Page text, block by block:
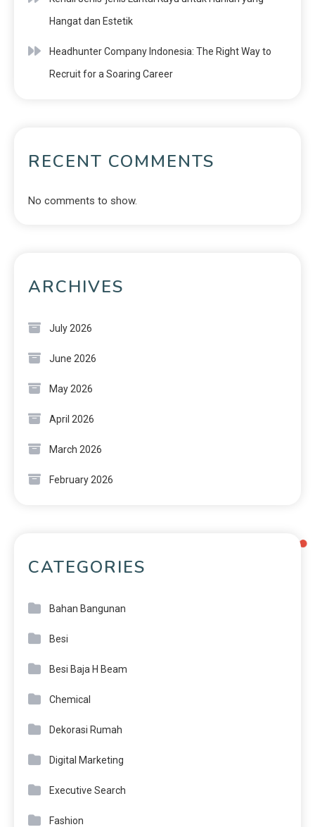
Hangat dan Estetik
Headhunter Company Indonesia: The Right Way to
Recruit for a Soaring Career
RECENT COMMENTS
No comments to show.
ARCHIVES
July 2026
June 2026
May 2026
April 2026
March 2026
February 2026
CATEGORIES
Bahan Bangunan
Besi
Besi Baja H Beam
Chemical
Dekorasi Rumah
Digital Marketing
Executive Search
Fashion